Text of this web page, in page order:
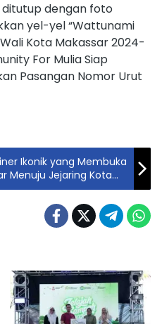
ditutup dengan foto
yel-yel “Wattunami
Kota Makassar 2024-
For Mulia Siap
Pasangan Nomor Urut
Ikonik yang Membuka
Menuju Jejaring Kota